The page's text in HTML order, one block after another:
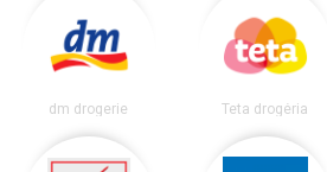
dm drogerie Teta drogéria